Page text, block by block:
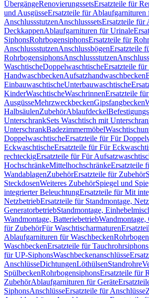
ÜbergängeRenovierungssetsErsatzteile für
und AusgüsseErsatzteile für Ablaufgarnituren
AnschlussstutzenAnschlusssetsErsatzteile für
DeckkappenAblaufgarnituren für Urinale
SiphonsRohrbogensiphonsErsatzteile für
AnschlussstutzenAnschlussbögenErsatzteile
RohrbogensiphonsAnschlussstutzen
WaschtischeDoppelwaschtischeErsatzteile
HandwaschbeckenAufsatzhandwaschbecken
EinbauwaschtischeUnterbauwaschtische
KinderWaschtischeWaschrinnenErsatzteile
AusgüsseMehrzweckbeckenGipsfangbecken
HalbsäulenZubehörAblaufdeckel
UnterschrankSets Waschtisch mit
UnterschrankBadezimmermöbel
DoppelwaschtischeErsatzteile für Für
EckwaschtischeErsatzteile für Für
rechteckigErsatzteile für Für
HochschränkeMittelhochschränkeErsatzteile
WandablagenZubehörErsatzteile für Zubehör
SteckdosenWeiteres ZubehörSpiegel und
integrierter BeleuchtungErsatzteile für Mit
NetzbetriebErsatzteile für Standmontage,
GeneratorbetriebStandmontage,
Wandmontage, BatteriebetriebWandmontage,
für ZubehörFür Waschtischarmaturen
Ablaufgarnituren für Waschbecken
WaschbeckenErsatzteile für
für UP-SiphonsWaschbeckenanschlüsse
AnschlüsseDichtungenLöthülsenStandrohre
SpülbeckenRohrbogensiphonsErsatzteile für
ZubehörAblaufgarnituren für Geräte
SiphonsAnschlüsseErsatzteile für Anschlüsse